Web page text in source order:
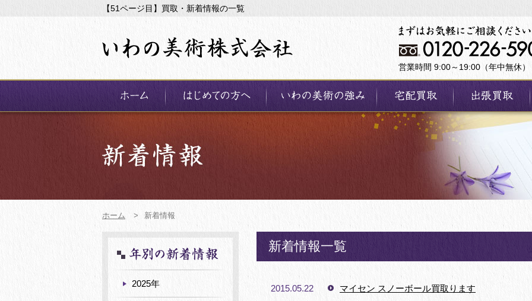
【51ページ目】買取・新着情報の一覧
営業時間 9:00～19:00（年中無休）
ホーム > 新着情報
新着情報一覧
2015.05.22 マイセン スノーボール買取ります
2025年